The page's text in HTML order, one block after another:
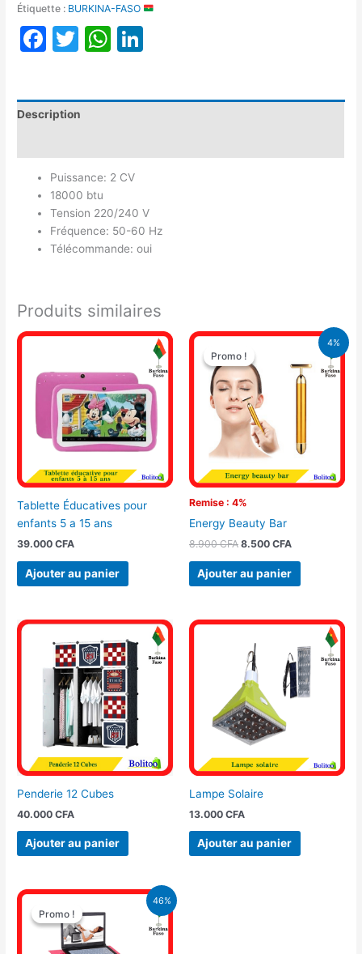
Étiquette : BURKINA-FASO
Facebook
TwitterWhatsApp
Description
Puissance: 2 CV
18000 btu
Tension 220/240 V
Fréquence: 50-60 Hz
Télécommande: oui
Produits similaires
Tablette Éducatives pour
enfants 5 a 15 ans
39.000CFA
Ajouter au panier
4%
Promo !
Remise : 4%
Promo !
Energy Beauty Bar
8.900CFA
Le
prix
initial
était :
8.900 CFA.
8.500 CFA
Le
actuel
est :
Ajouter au panier
Penderie 12 Cubes
40.000CFA
Ajouter au panier
Lampe Solaire
13.000 CFA
Ajouter au panier
46%
Promo !
Promo !
Le
prix
initial
était :
26.000 CFA.
Le
prix
actuel
est :